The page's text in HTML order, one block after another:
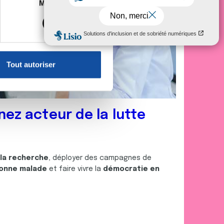
reportez-vous à lasection «
sur les cookies.
informations que
Marketing
Tout autoriser
acteur de la lutte
recherche, déployer des campagnes de
malade et faire vivre la démocratie en